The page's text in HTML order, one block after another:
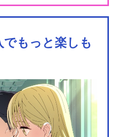
クラ大戦 新春歌謡ショウ 神
サクラ大戦 スーパー歌謡ショ
「新編 八犬伝」
でもっと楽しも